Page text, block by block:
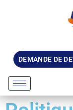
DEMANDE DE